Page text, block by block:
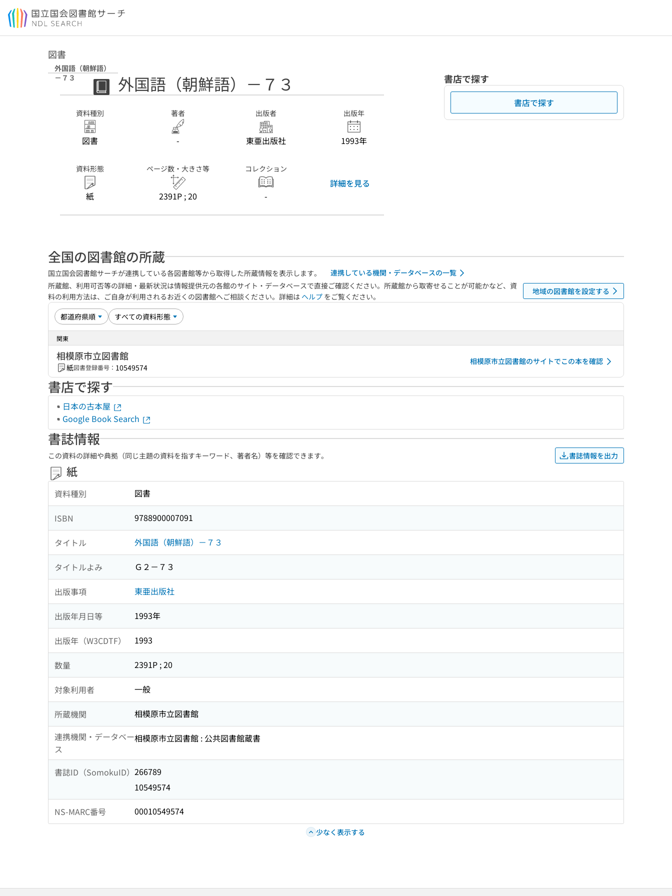
本文へ移動
図書
外国語（朝鮮語）
－７３
外国語（朝鮮語）－７３
資料種別
図書
著者
-
出版者
東亜出版社
出版年
1993年
資料形態
紙
ページ数・大きさ等
2391P ; 20
コレクション
-
詳細を見る
書店で探す
書店で探す
全国の図書館の所蔵
国立国会図書館サーチが連携している各図書館等から取得した所蔵情報を表示します。
連携している機関・データベースの一覧
所蔵館、利用可否等の詳細・最新状況は情報提供元の各館のサイト・データベースで直接ご確認ください。所蔵館から取寄せることが可能かなど、資
料の利用方法は、ご自身が利用されるお近くの図書館へご相談ください。詳細は ヘルプ をご覧ください。
地域の図書館を設定する
関東
相模原市立図書館
紙図書登録番号： 10549574
相模原市立図書館のサイトでこの本を確認
書店で探す
日本の古本屋
Google Book Search
書誌情報
この資料の詳細や典拠（同じ主題の資料を指すキーワード、著者名）等を確認できます。 書誌情報を出力
紙
資料種別 図書
ISBN 9788900007091
タイトル 外国語（朝鮮語）－７３
タイトルよみ Ｇ２－７３
出版事項 東亜出版社
出版年月日等 1993年
出版年（W3CDTF） 1993
数量 2391P ; 20
対象利用者 一般
所蔵機関
相模原市立図書館
連携機関・データベー
ス
相模原市立図書館 : 公共図書館蔵書
書誌ID（SomokuID） 266789
10549574
NS-MARC番号 00010549574
少なく表示する